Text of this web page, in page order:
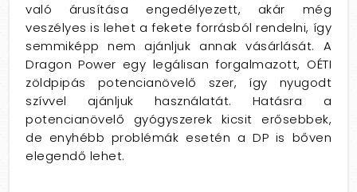
való árusítása engedélyezett, akár még
veszélyes is lehet a fekete forrásból rendelni, így
semmiképp nem ajánljuk annak vásárlását. A
Dragon Power egy legálisan forgalmazott, OÉTI
zöldpipás potencianövelő szer, így nyugodt
szívvel ajánljuk használatát. Hatásra a
potencianövelő gyógyszerek kicsit erősebbek,
de enyhébb problémák esetén a DP is bőven
elegendő lehet.